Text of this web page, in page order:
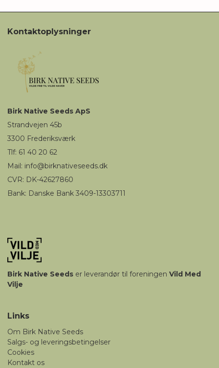
Kontaktoplysninger
Birk Native Seeds ApS
Strandvejen 45b
3300 Frederiksværk
Tlf: 61 40 20 62
Mail: info@birknativeseeds.dk
CVR: DK-42627860
Bank: Danske Bank 3409-13303711
Birk Native Seeds er leverandør til foreningen Vild Med
Vilje
Links
Om Birk Native Seeds
Salgs- og leveringsbetingelser
Cookies
Kontakt os